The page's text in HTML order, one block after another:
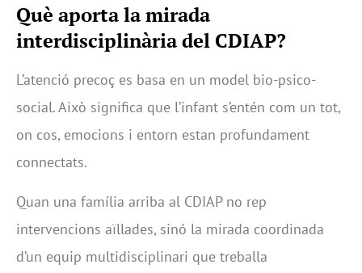
Què aporta la mirada
interdisciplinària del CDIAP?
L’atenció precoç es basa en un model bio-psico-
social. Això significa que l’infant s’entén com un tot,
on cos, emocions i entorn estan profundament
connectats.
Quan una família arriba al CDIAP no rep
intervencions aïllades, sinó la mirada coordinada
d’un equip multidisciplinari que treballa